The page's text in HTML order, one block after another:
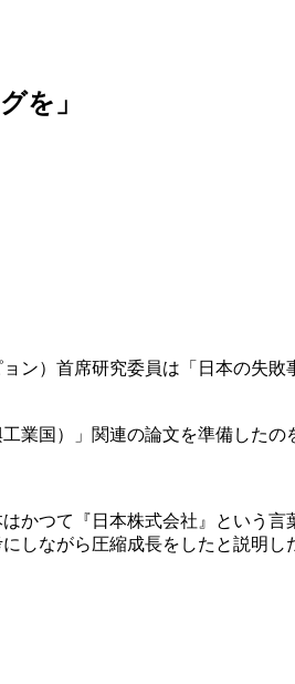
を」
ン）首席研究委員は「日本の失敗
業国）」関連の論文を準備したの
かつて『日本株式会社』という言
しながら圧縮成長をしたと説明し